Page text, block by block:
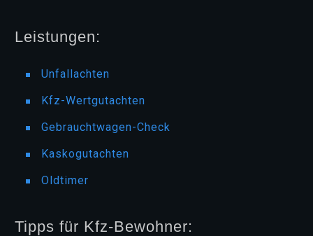
Leistungen:
Unfallachten
Kfz-Wertgutachten
Gebrauchtwagen-Check
Kaskogutachten
Oldtimer
Tipps für Kfz-Bewohner: